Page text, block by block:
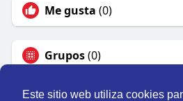
Este sitio web utiliza cookies
Me gusta (0)
Grupos(0)